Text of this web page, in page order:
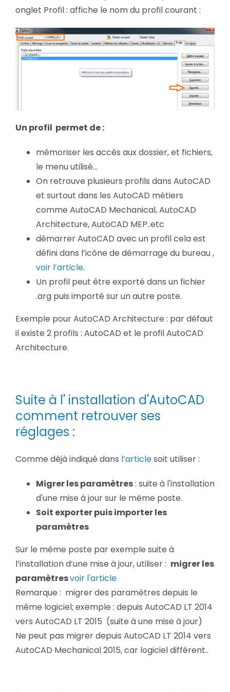
onglet Profil : affiche le nom du profil courant :
Un profil permet de :
mémoriser les accès aux dossier, et fichiers,
le menu utilisé...
On retrouve plusieurs profils dans AutoCAD
et surtout dans les AutoCAD métiers
comme AutoCAD Mechanical, AutoCAD
Architecture, AutoCAD MEP..etc
démarrer AutoCAD avec un profil cela est
défini dans l’icône de démarrage du bureau ,
voir l’article.
Un profil peut être exporté dans un fichier
.arg puis importé sur un autre poste.
Exemple pour AutoCAD Architecture : par défaut
il existe 2 profils : AutoCAD et le profil AutoCAD
Architecture.
Suite à l' installation d'AutoCAD
comment retrouver ses
réglages :
Comme déjà indiqué dans l’articlesoit utiliser :
Migrer les paramètres: suite à l'installation
d'une mise à jour sur le même poste.
Soit exporter puis importer les
paramètres
Sur le même poste par exemple suite à
l’installation d’une mise à jour, utiliser : migrer les
paramètresvoir l'article
Remarque : migrer des paramètres depuis le
même logiciel; exemple : depuis AutoCAD LT 2014
vers AutoCAD LT 2015 (suite à une mise à jour)
Ne peut pas migrer depuis AutoCAD LT 2014 vers
AutoCAD Mechanical 2015, car logiciel différent..